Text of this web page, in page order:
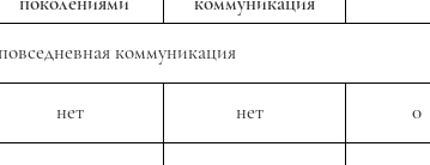
коммуникация
нет нет 0